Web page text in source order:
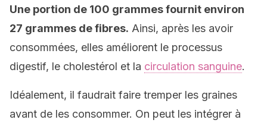
Une portion de 100 grammes fournit environ
27 grammes de fibres. Ainsi, après les avoir
consommées, elles améliorent le processus
digestif, le cholestérol et la circulation sanguine.
Idéalement, il faudrait faire tremper les graines
avant de les consommer. On peut les intégrer à